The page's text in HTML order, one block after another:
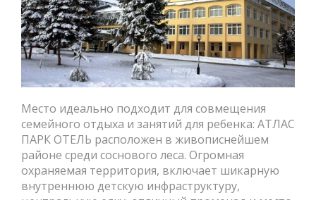
Место идеально подходит для совмещения
семейного отдыха и занятий для ребенка: АТЛАС
ПАРК ОТЕЛЬ расположен в живописнейшем
районе среди соснового леса. Огромная
охраняемая территория, включает шикарную
внутреннюю детскую инфраструктуру,